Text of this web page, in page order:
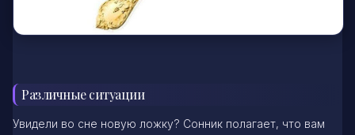
Различные ситуации
Увидели во сне новую ложку? Сонник полагает, что вам